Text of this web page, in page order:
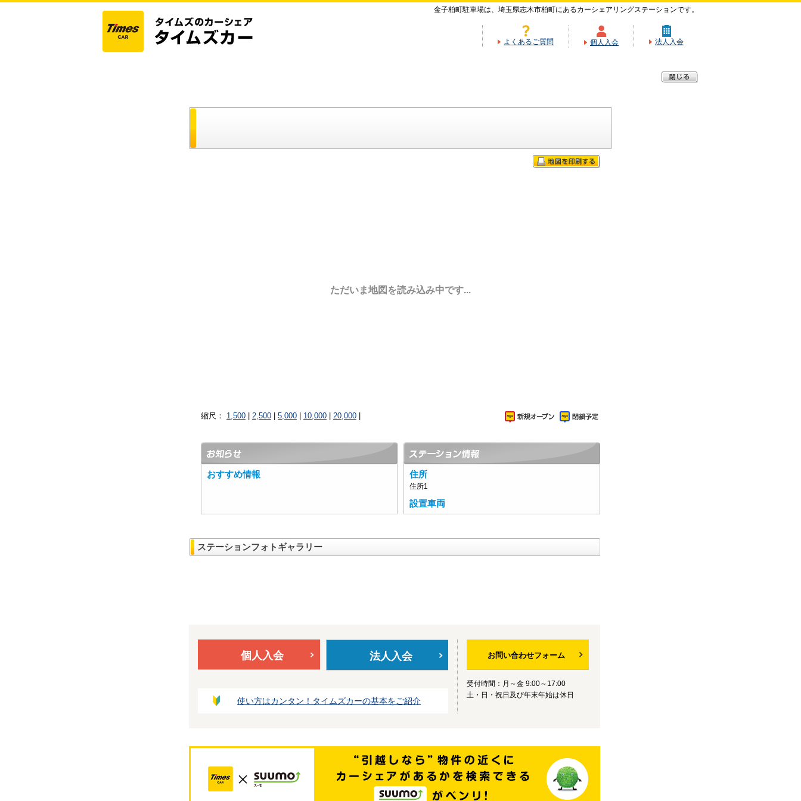
金子柏町駐車場は、埼玉県志木市柏町にあるカーシェアリングステーションです。
よくあるご質問 個人入会 法人入会
ただいま地図を読み込み中です...
縮尺： 1,500 2,500 5,000 10,000 20,000
おすすめ情報 住所
住所1
設置車両
ステーションフォトギャラリー
個人入会 法人入会
使い方はカンタン！タイムズカーの基本をご紹介
お問い合わせフォーム
受付時間：月～金 9:00～17:00
土・日・祝日及び年末年始は休日